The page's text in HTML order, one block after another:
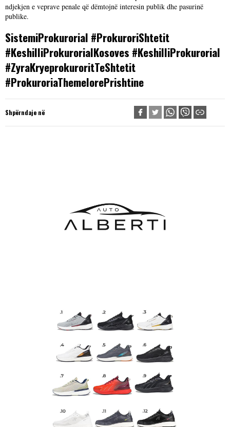
ndjekjen e veprave penale që dëmtojnë interesin publik dhe pasurinë
publike.
SistemiProkurorial #ProkuroriShtetit
#KeshilliProkurorialKosoves #KeshilliProkurorial
#ZyraKryeprokuroritTeShtetit
#ProkuroriaThemelorePrishtine
Shpërndaje në